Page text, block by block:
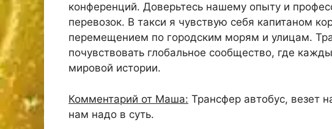
конференций. Доверьтесь нашему опыту и
перевозок. В такси я чувствую себя капитаном
перемещением по городским морям и улицам.
почувствовать глобальное сообщество, где
мировой истории.
Комментарий от Маша: Трансфер автобус, везет
нам надо в суть.